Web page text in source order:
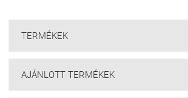
TERMÉKEK
AJÁNLOTT TERMÉKEK